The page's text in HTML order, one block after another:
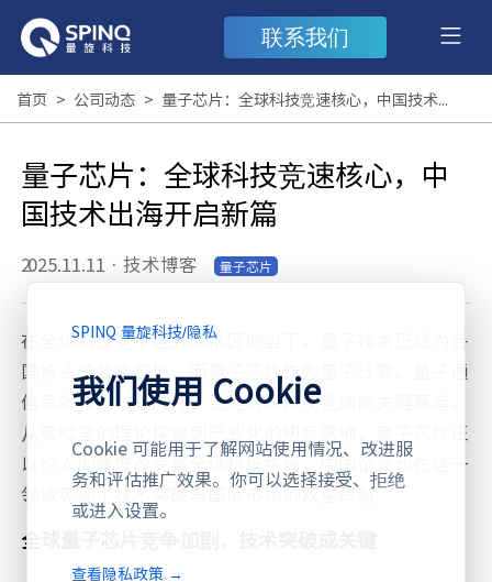
联系我们
首页 > 公司动态 > 量子芯片：全球科技竞速核心，中国技术出海开启新篇
量子芯片：全球科技竞速核心，中
国技术出海开启新篇
2025.11.11 · 技术博客 量子芯片
在全球科技竞争进入深水区的当下，量子技术已成为各
国抢占的战略高地，而
量子芯片 作为量子计算、量子通
信等领域的核心硬件，更是这场科技竞速的关键赛道。
从实验室的理论探索到产业化的初步落地，量子芯片正
以惊人的速度改变着全球科技格局，中国企业也在这一
领域实现了技术突破与国际市场的双重跨越。
全球量子芯片竞争加剧，技术突破成关键
SPINQ 量旋科技/隐私
我们使用 Cookie
Cookie 可能用于了解网站使用情况、改进服
务和评估推广效果。你可以选择接受、拒绝
或进入设置。
查看隐私政策 →